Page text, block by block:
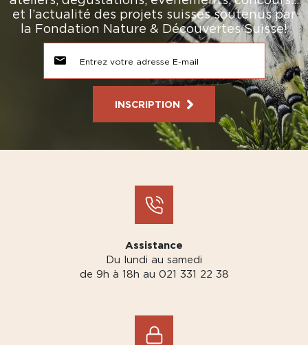
et l’actualité des projets suisses soutenus par
la Fondation Nature & Découvertes Suisse!
INSCRIPTION
Assistance
Du lundi au samedi
de 9h à 18h au 021 331 22 38